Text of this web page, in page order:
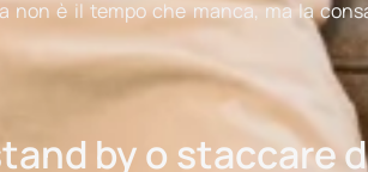
non è il tempo che manca, ma la
by o staccare